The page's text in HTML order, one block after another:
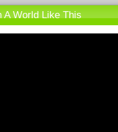
World Like This